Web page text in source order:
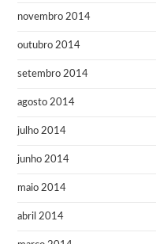
novembro 2014
outubro 2014
setembro 2014
agosto 2014
julho 2014
junho 2014
maio 2014
abril 2014